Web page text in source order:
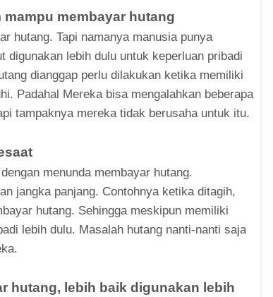
membayar hutang
hutang. Tapi namanya manusia punya
digunakan lebih dulu untuk keperluan pribadi
dianggap perlu dilakukan ketika memiliki
Padahal Mereka bisa mengalahkan beberapa
tampaknya mereka tidak berusaha untuk itu.
menunda membayar hutang.
jangka panjang. Contohnya ketika ditagih,
hutang. Sehingga meskipun memiliki
lebih dulu. Masalah hutang nanti-nanti saja
hutang, lebih baik digunakan lebih